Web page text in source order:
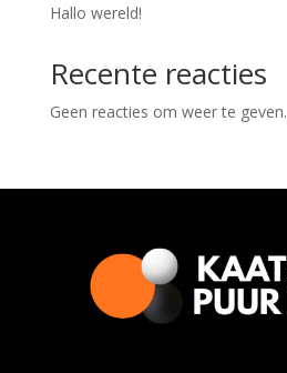
Hallo wereld!
Recente reacties
Geen reacties om weer te geven.